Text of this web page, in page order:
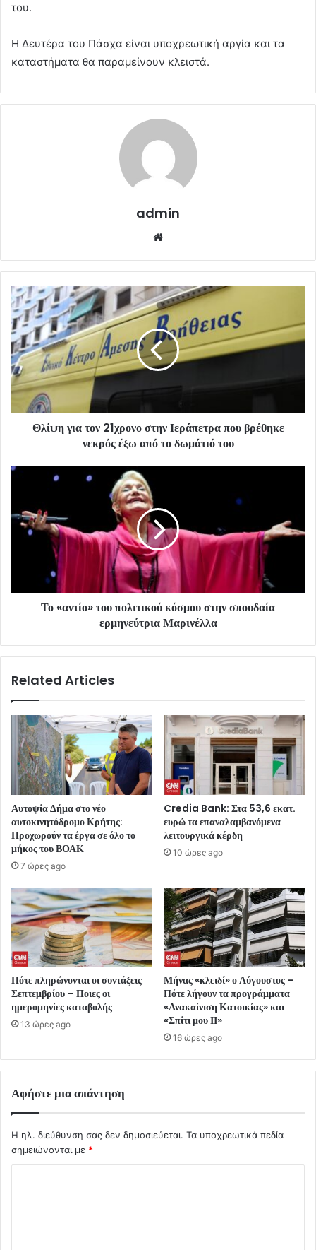
του.
Η Δευτέρα του Πάσχα είναι υποχρεωτική αργία και τα
καταστήματα θα παραμείνουν κλειστά.
admin
Θλίψη για τον 21χρονο στην Ιεράπετρα που βρέθηκε
νεκρός έξω από το δωμάτιό του
Το «αντίο» του πολιτικού κόσμου στην σπουδαία
ερμηνεύτρια Μαρινέλλα
Related Articles
Αυτοψία Δήμα στο νέο
αυτοκινητόδρομο Κρήτης:
Προχωρούν τα έργα σε όλο το
μήκος του ΒΟΑΚ
7 ώρες ago
Credia Bank: Στα 53,6 εκατ.
ευρώ τα επαναλαμβανόμενα
λειτουργικά κέρδη
10 ώρες ago
Πότε πληρώνονται οι συντάξεις
Σεπτεμβρίου – Ποιες οι
ημερομηνίες καταβολής
13 ώρες ago
Μήνας «κλειδί» ο Αύγουστος –
Πότε λήγουν τα προγράμματα
«Ανακαίνιση Κατοικίας» και
«Σπίτι μου ΙΙ»
16 ώρες ago
Αφήστε μια απάντηση
Η ηλ. διεύθυνση σας δεν δημοσιεύεται. Τα υποχρεωτικά πεδία
σημειώνονται με *